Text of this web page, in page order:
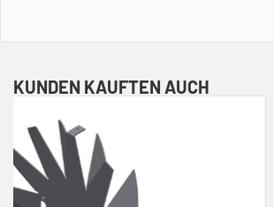
KUNDEN KAUFTEN AUCH